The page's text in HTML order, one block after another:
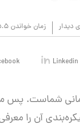
دیدار زمان خواندن 5.5 دقیقه
Linkedin
شماست. پس
آن را